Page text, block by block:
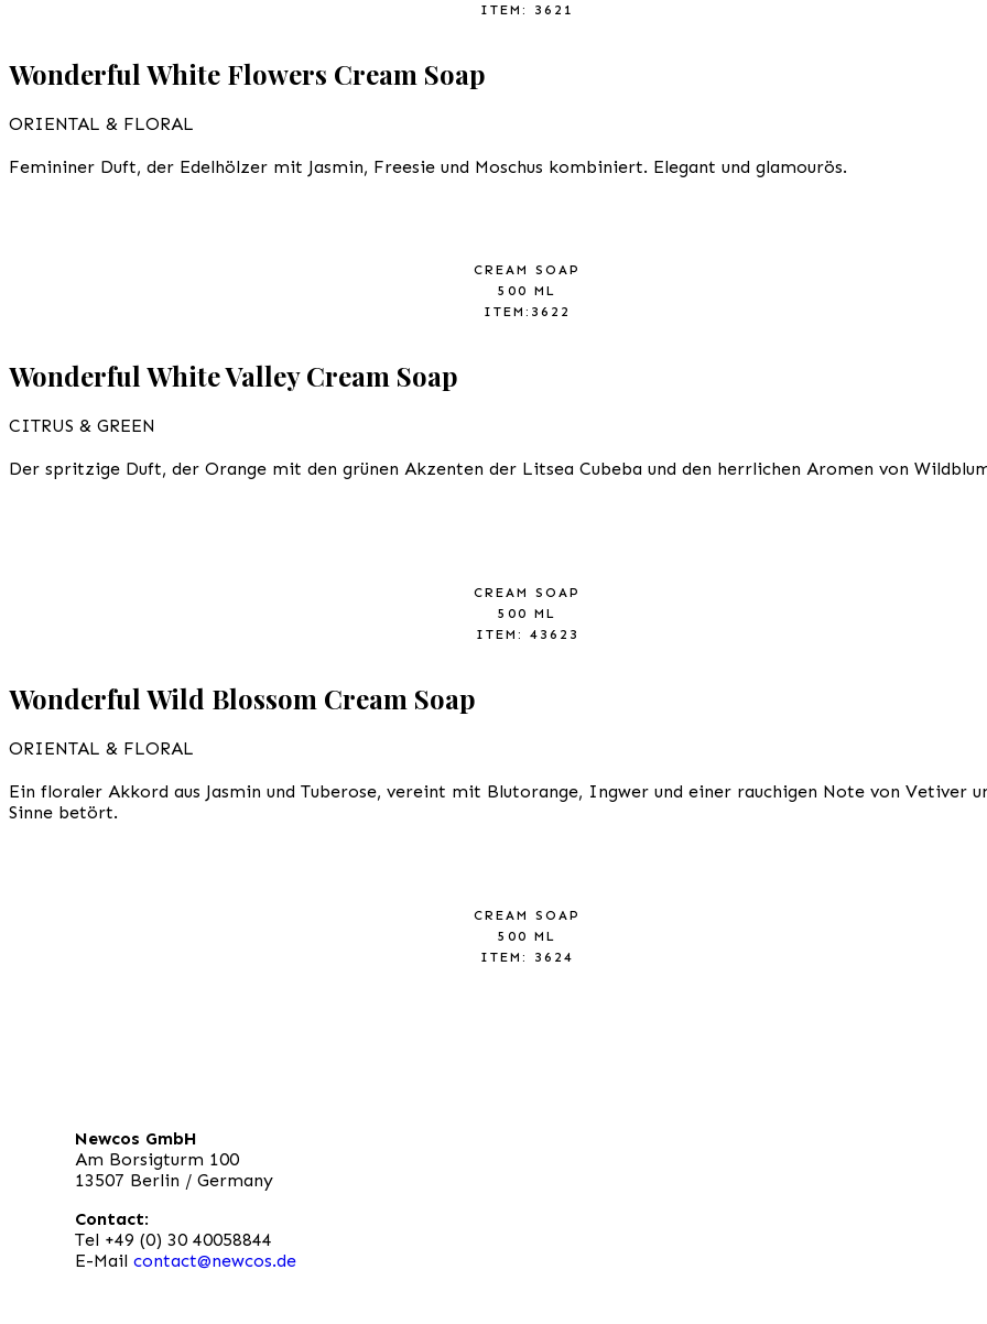
ITEM: 3621
Wonderful White Flowers Cream Soap
ORIENTAL & FLORAL
Femininer Duft, der Edelhölzer mit Jasmin, Freesie und Moschus kombiniert. Elegant und glamourös.
CREAM SOAP
500 ML
ITEM:3622
Wonderful White Valley Cream Soap
CITRUS & GREEN
Der spritzige Duft, der Orange mit den grünen Akzenten der Litsea Cubeba und den herrlichen Aromen von
CREAM SOAP
500 ML
ITEM: 43623
Wonderful Wild Blossom Cream Soap
ORIENTAL & FLORAL
Ein floraler Akkord aus Jasmin und Tuberose, vereint mit Blutorange, Ingwer und einer rauchigen Note von Vetiver
Sinne betört.
CREAM SOAP
500 ML
ITEM: 3624
Newcos GmbH
Am Borsigturm 100
13507 Berlin / Germany
Contact:
Tel +49 (0) 30 40058844
E-Mail contact@newcos.de